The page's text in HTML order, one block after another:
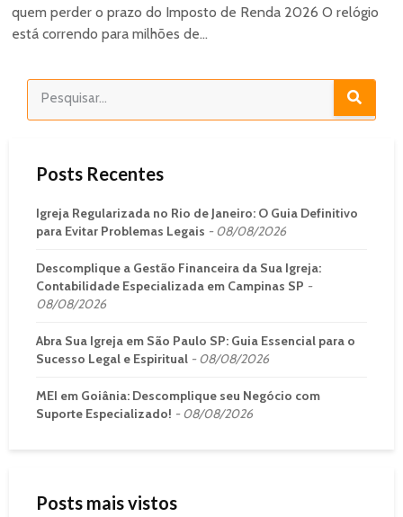
quem perder o prazo do Imposto de Renda 2026 O relógio
está correndo para milhões de...
Posts Recentes
Igreja Regularizada no Rio de Janeiro: O Guia Definitivo
para Evitar Problemas Legais
08/08/2026
Descomplique a Gestão Financeira da Sua Igreja:
Contabilidade Especializada em Campinas SP
08/08/2026
Abra Sua Igreja em São Paulo SP: Guia Essencial para o
Sucesso Legal e Espiritual
08/08/2026
MEI em Goiânia: Descomplique seu Negócio com
Suporte Especializado!
08/08/2026
Posts mais vistos